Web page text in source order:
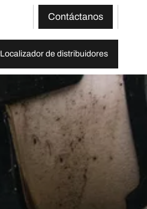
Contáctanos
Localizador de distribuidores